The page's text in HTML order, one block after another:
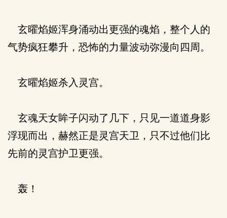
玄曜焰姬浑身涌动出更强的魂焰，整个人的
气势疯狂攀升，恐怖的力量波动弥漫向四周。
玄曜焰姬杀入灵宫。
玄魂天女眸子闪动了几下，只见一道道身影
浮现而出，赫然正是灵宫天卫，只不过他们比
先前的灵宫护卫更强。
轰！